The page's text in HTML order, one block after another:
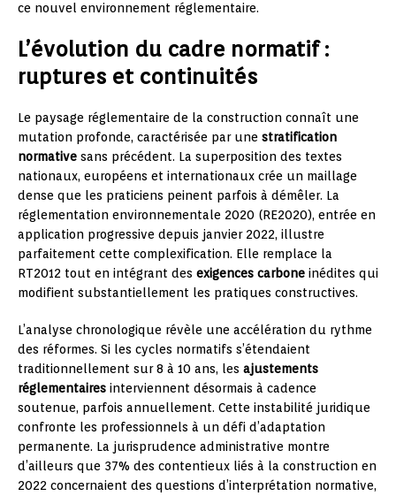
ce nouvel environnement réglementaire.
L’évolution du cadre normatif :
ruptures et continuités
Le paysage réglementaire de la construction connaît une
mutation profonde, caractérisée par une stratification
normative sans précédent. La superposition des textes
nationaux, européens et internationaux crée un maillage
dense que les praticiens peinent parfois à démêler. La
réglementation environnementale 2020 (RE2020), entrée en
application progressive depuis janvier 2022, illustre
parfaitement cette complexification. Elle remplace la
RT2012 tout en intégrant des exigences carbone inédites qui
modifient substantiellement les pratiques constructives.
L’analyse chronologique révèle une accélération du rythme
des réformes. Si les cycles normatifs s’étendaient
traditionnellement sur 8 à 10 ans, les ajustements
réglementaires interviennent désormais à cadence
soutenue, parfois annuellement. Cette instabilité juridique
confronte les professionnels à un défi d’adaptation
permanente. La jurisprudence administrative montre
d’ailleurs que 37% des contentieux liés à la construction en
2022 concernaient des questions d’interprétation normative,